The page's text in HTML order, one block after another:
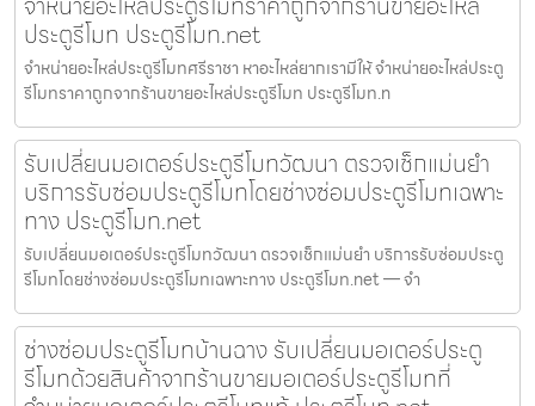
ประตูรีโมท ประตูรีโมท.net
จำหน่ายอะไหล่ประตูรีโมทศรีราชา หาอะไหล่ยากเรามีให้ จำหน่ายอะไหล่ประตู
รีโมทราคาถูกจากร้านขายอะไหล่ประตูรีโมท ประตูรีโมท.n
รับเปลี่ยนมอเตอร์ประตูรีโมทวัฒนา ตรวจเช็กแม่นยำ
บริการรับซ่อมประตูรีโมทโดยช่างซ่อมประตูรีโมทเฉพาะ
ทาง ประตูรีโมท.net
รับเปลี่ยนมอเตอร์ประตูรีโมทวัฒนา ตรวจเช็กแม่นยำ บริการรับซ่อมประตู
รีโมทโดยช่างซ่อมประตูรีโมทเฉพาะทาง ประตูรีโมท.net — จำ
ช่างซ่อมประตูรีโมทบ้านฉาง รับเปลี่ยนมอเตอร์ประตู
รีโมทด้วยสินค้าจากร้านขายมอเตอร์ประตูรีโมทที่